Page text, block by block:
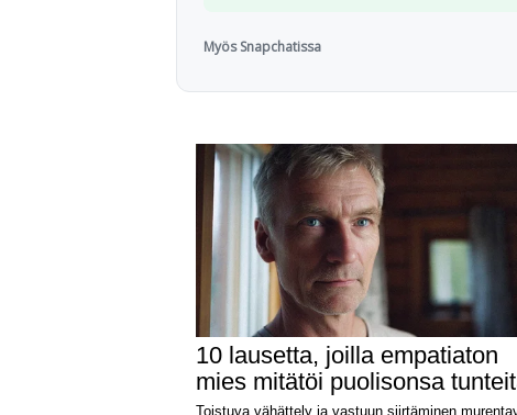
Myös Snapchatissa